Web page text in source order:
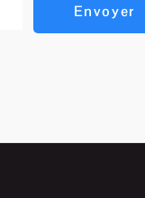
Envoyer